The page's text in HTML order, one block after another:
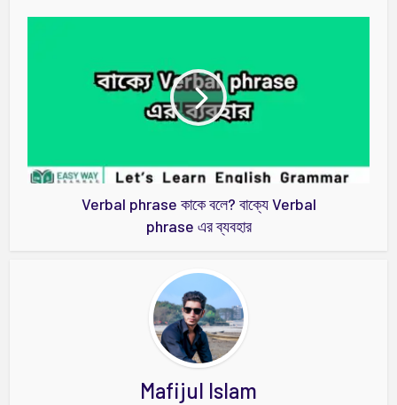
Verbal phrase কাকে বলে? বাক্যে Verbal
phrase এর ব্যবহার
Mafijul Islam